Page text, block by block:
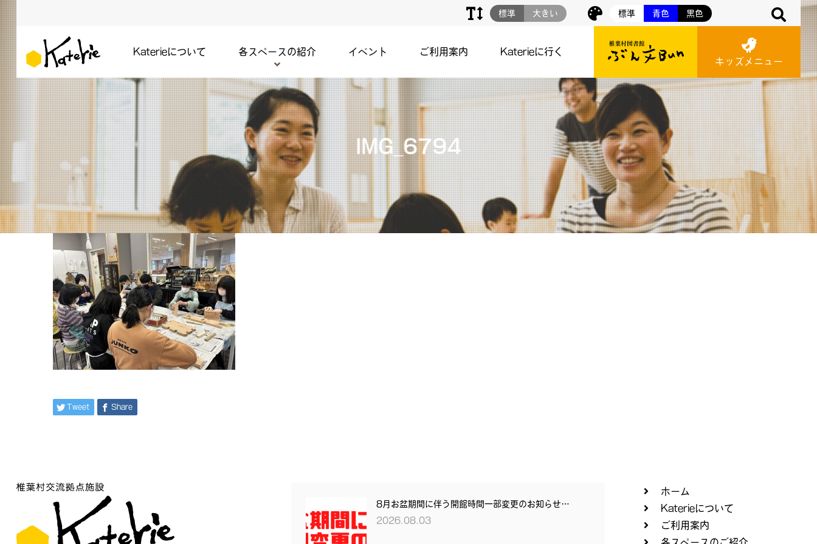
標準 青色 黒色
標準 大きい
Katerieについて 各スペースの紹介 イベント ご利用案内
Katerieに行く
キッズメニュー
IMG_6794
Tweet Share
8月お盆期間に伴う開館時間一部変更のお知らせ…
2026.08.03
ホーム
Katerieについて
ご利用案内